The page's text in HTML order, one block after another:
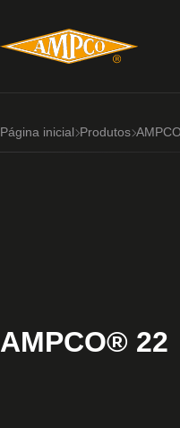
Página inicial Produtos
AMPCO® 22